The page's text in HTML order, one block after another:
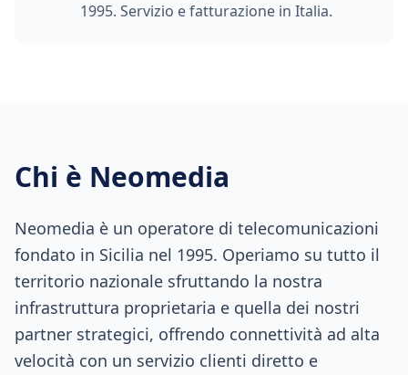
1995. Servizio e fatturazione in Italia.
Chi è Neomedia
Neomedia è un operatore di telecomunicazioni
fondato in Sicilia nel 1995. Operiamo su tutto il
territorio nazionale sfruttando la nostra
infrastruttura proprietaria e quella dei nostri
partner strategici, offrendo connettività ad alta
velocità con un servizio clienti diretto e